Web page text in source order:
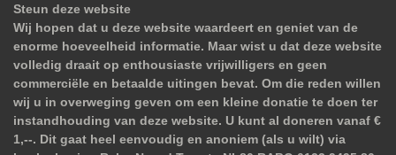
Steun deze website
Wij hopen dat u deze website waardeert en geniet van de
enorme hoeveelheid informatie. Maar wist u dat deze website
volledig draait op enthousiaste vrijwilligers en geen
commerciële en betaalde uitingen bevat. Om die reden willen
wij u in overweging geven om een kleine donatie te doen ter
instandhouding van deze website. U kunt al doneren vanaf €
1,--. Dit gaat heel eenvoudig en anoniem (als u wilt) via